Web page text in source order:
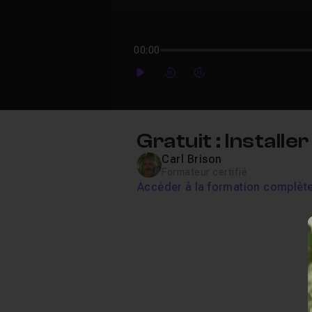
00:00
ForwardForward
Gratuit :
Carl Brison
Accéder à la formation